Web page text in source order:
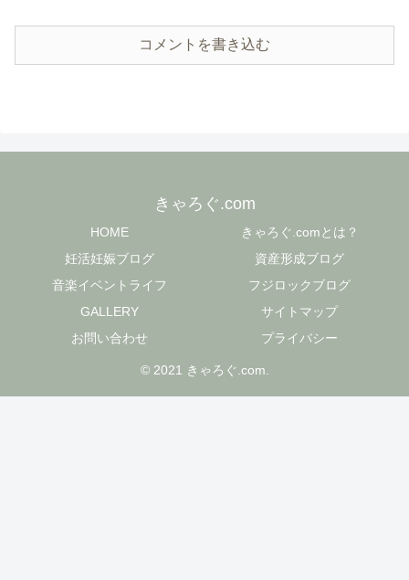
コメントを書き込む
きゃろぐ.com
HOME
きゃろぐ.comとは？
妊活妊娠ブログ
資産形成ブログ
音楽イベントライフ
フジロックブログ
GALLERY
サイトマップ
お問い合わせ
プライバシー
© 2021 きゃろぐ.com.